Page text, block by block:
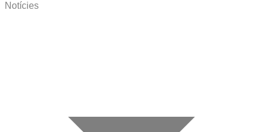
Notícies